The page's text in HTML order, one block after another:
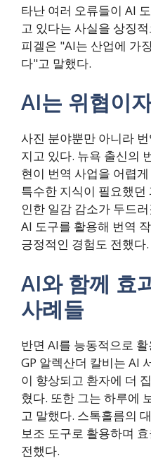
타난 여러 오류들이 AI
고 있다는 사실을 상징
피겔은 "AI는 산업에 가
다"고 말했다.
AI는 위협이
사진 분야뿐만 아니라
지고 있다. 뉴욕 출신의
현이 번역 사업을 어렵
특수한 지식이 필요했
인한 일감 감소가 두드
AI 도구를 활용해 번역
긍정적인 경험도 전했다.
AI와 함께 효
사례들
반면 AI를 능동적으로
GP 알렉산더 칼비는 AI
이 향상되고 환자에 더
혔다. 또한 그는 하루에
고 말했다. 스톡홀름의
보조 도구로 활용하며
전했다.